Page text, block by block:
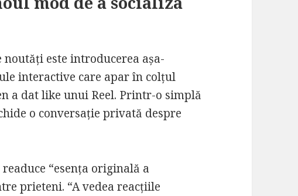
este introducerea așa-
interactive care apar în colțul
a dat like unui Reel. Printr-o simplă
o conversație privată despre
“esența originală a
prieteni. “A vedea reacțiile